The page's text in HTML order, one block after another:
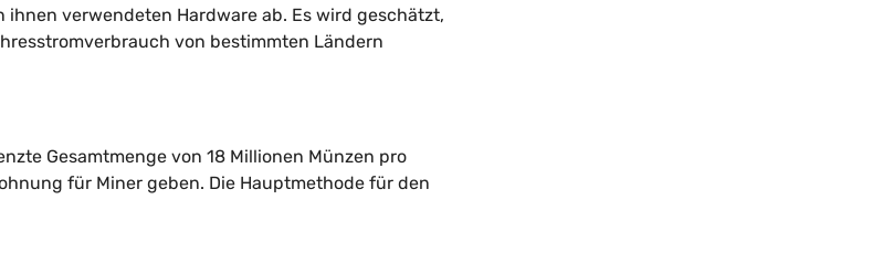
verwendeten Hardware ab. Es wird geschätzt,
von bestimmten Ländern
Gesamtmenge von 18 Millionen Münzen pro
für Miner geben. Die Hauptmethode für den